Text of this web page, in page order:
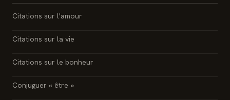
Citations sur l'amour
Citations sur la vie
Citations sur le bonheur
Conjuguer « être »